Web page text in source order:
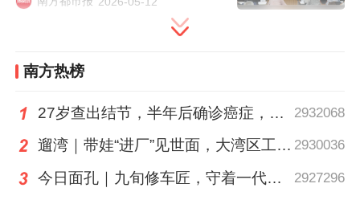
南方日报、南方+客户端原创，未经授权不得
编辑 刘静
本文作者
南方热榜
27岁查出结节，半年后确诊癌症，甲状腺癌真的“懒”吗？ 2932068
遛湾｜带娃“进厂”见世面，大湾区工业研学攻略请查收 2930036
今日面孔｜九旬修车匠，守着一代又一代车轮转 2927296